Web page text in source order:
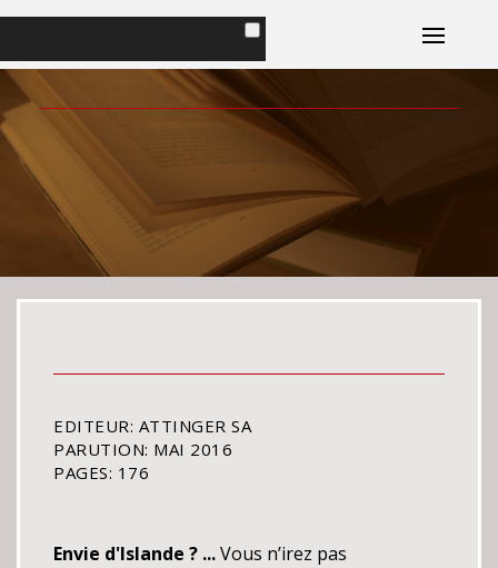
Accueil
Portrait
Livres
Plaisirs Magazine
Conseils d'ami
Contact
Envie d'Islande
EDITEUR: ATTINGER SA
PARUTION: MAI 2016
PAGES: 176
Envie d'Islande ? ...Vous n’irez pas